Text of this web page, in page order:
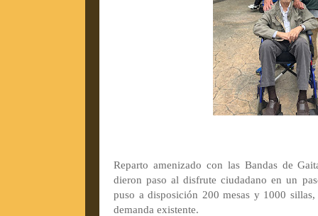
Reparto amenizado con las Bandas de
dieron paso al disfrute ciudadano en un
puso a disposición 200 mesas y 1000
demanda existente.